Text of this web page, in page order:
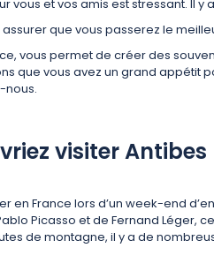
et vos amis est stressant. Il
que vous passerez le
vous permet de créer des
que vous avez un grand appétit
nous.
visiter
en France lors d’un week-end
Picasso et de Fernand Léger,
de montagne, il y a de